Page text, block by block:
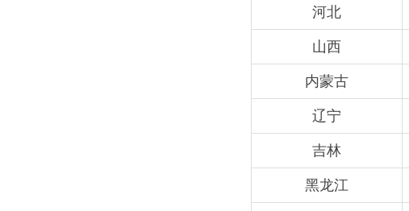
河北
山西
内蒙古
辽宁
吉林
黑龙江